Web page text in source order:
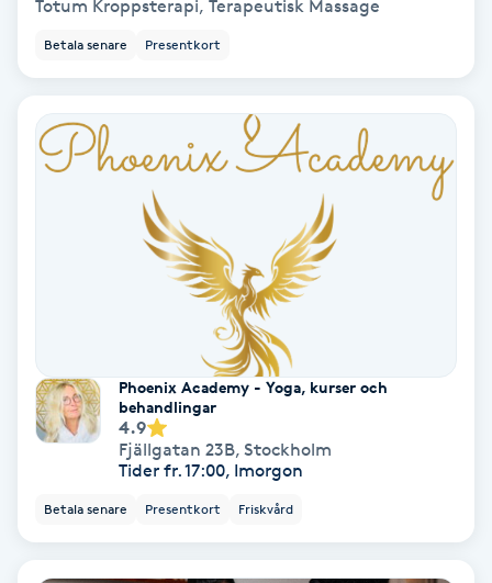
Ansiktsbehandling djuprengörande
Babylights
Balayage
BIAB
Bottenfärg
Totum Kroppsterapi, Terapeutisk Massage
Betala senare Presentkort
Phoenix Academy - Yoga, kurser och
behandlingar
4.9
Fjällgatan 23B, Stockholm
Tider fr. 17:00, Imorgon
Betala senare Presentkort Friskvård